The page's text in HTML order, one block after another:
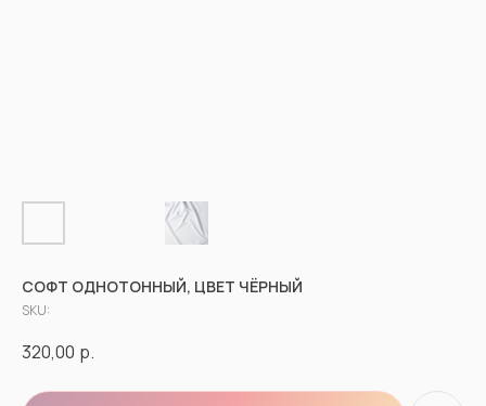
СОФТ ОДНОТОННЫЙ, ЦВЕТ ЧЁРНЫЙ
SKU:
320,00 р.